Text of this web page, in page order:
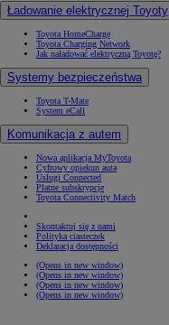
Ładowanie elektrycznej Toyoty
Toyota HomeCharge
Toyota Charging Network
Jak naładować elektryczną Toyotę?
Systemy bezpieczeństwa
Toyota T-Mate
System eCall
Komunikacja z autem
Nowa aplikacja MyToyota
Cyfrowy opiekun auta
Usługi Connected
Płatne subskrypcje
Toyota Connectivity Match
Skontaktuj się z nami
Polityka ciasteczek
Deklaracja dostępności
(Opens in new window)
(Opens in new window)
(Opens in new window)
(Opens in new window)